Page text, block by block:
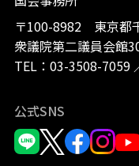
〒100-8982 東京都
衆議院第二議員会館
TEL： 03-3508-7059
公式SNS